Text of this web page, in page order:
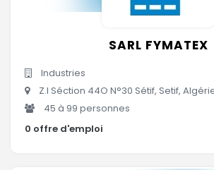
SARL FYMATEX
Industries
Z.I Séction 44O N°30 Sétif, Setif,
45 à 99 personnes
0 offre d'emploi